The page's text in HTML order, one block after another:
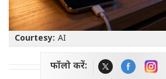
Courtesy: AI
फॉलो करें: